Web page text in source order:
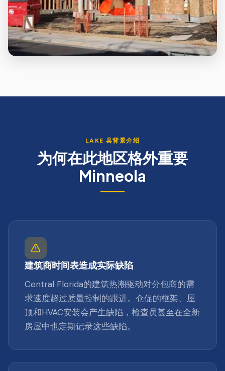
LAKE 县背景介绍
为何在此地区格外重要
Minneola
建筑商时间表造成实际缺陷
Central Florida的建筑热潮驱动对分包商的需
求速度超过质量控制的跟进。仓促的框架、屋
顶和HVAC安装会产生缺陷，检查员甚至在全新
房屋中也定期记录这些缺陷。